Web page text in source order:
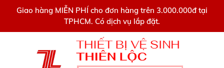
Giao hàng MIỄN PHÍ cho đơn hàng trên 3.000.000đ tại
TPHCM. Có dịch vụ lắp đặt.
0909445903